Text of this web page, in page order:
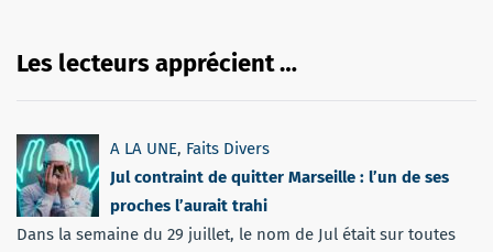
Les lecteurs apprécient …
A LA UNE, Faits Divers
Jul contraint de quitter Marseille : l’un de ses
proches l’aurait trahi
Dans la semaine du 29 juillet, le nom de Jul était sur toutes